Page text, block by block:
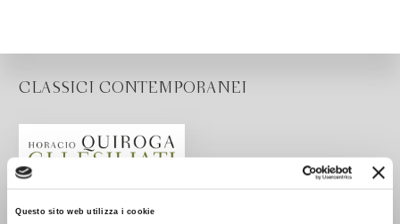
Questo sito web utilizza i cookie
CLASSICI CONTEMPORANEI